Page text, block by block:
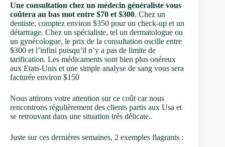
Une consultation chez un médecin généraliste vous
coûtera au bas mot entre $70 et $300. Chez un
dentiste, comptez environ $350 pour un check-up et un
détartrage. Chez un spécialiste, tel un dermatologue ou
un gynécologue, le prix de la consultation oscille entre
$300 et l’infini puisqu’il n’y a pas de limite de
tarification. Les médicaments sont bien plus onéreux
aux Etats-Unis et une simple analyse de sang vous sera
facturée environ $150
Nous attirons votre attention sur ce coût car nous
rencontrons régulièrement des clients partis aux Usa et
se retrouvant dans une situation très délicate..
Juste sur ces dernières semaines, 2 exemples flagrants :